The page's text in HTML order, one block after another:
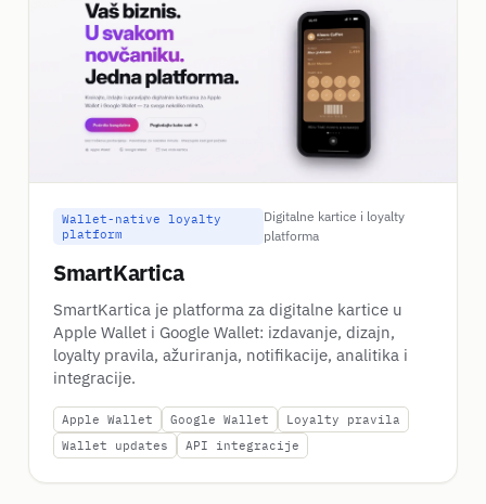
Wallet-native loyalty
platform
Digitalne kartice i loyalty
platforma
SmartKartica
SmartKartica je platforma za digitalne kartice u
Apple Wallet i Google Wallet: izdavanje, dizajn,
loyalty pravila, ažuriranja, notifikacije, analitika i
integracije.
Apple Wallet Google Wallet
Loyalty pravila
Wallet updates
API integracije